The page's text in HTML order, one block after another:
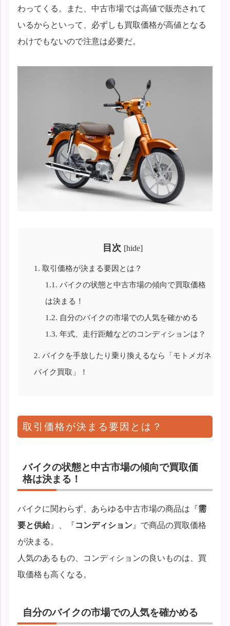
わってくる。また、中古市場では高値で販売されて
いるからといって、必ずしも買取価格が高値となる
わけでもないので注意は必要だ。
目次 [hide]
1. 取引価格が決まる要因とは？
1.1. バイクの状態と中古市場の傾向で買取価格
は決まる！
1.2. 自分のバイクの市場での人気を確かめる
1.3. 年式、走行距離などのコンディションは？
2. バイクを手放したり乗り換えるなら「モトメガネ
バイク買取」！
取引価格が決まる要因とは？
バイクの状態と中古市場の傾向で買取価
格は決まる！
バイクに関わらず、あらゆる中古市場の商品は『需
要と供給』、『コンディション 』で商品の買取価格
が決まる。
人気のあるもの、コンディションの良いものは、買
取価格も高くなる。
自分のバイクの市場での人気を確かめる